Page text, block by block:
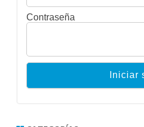
Contraseña